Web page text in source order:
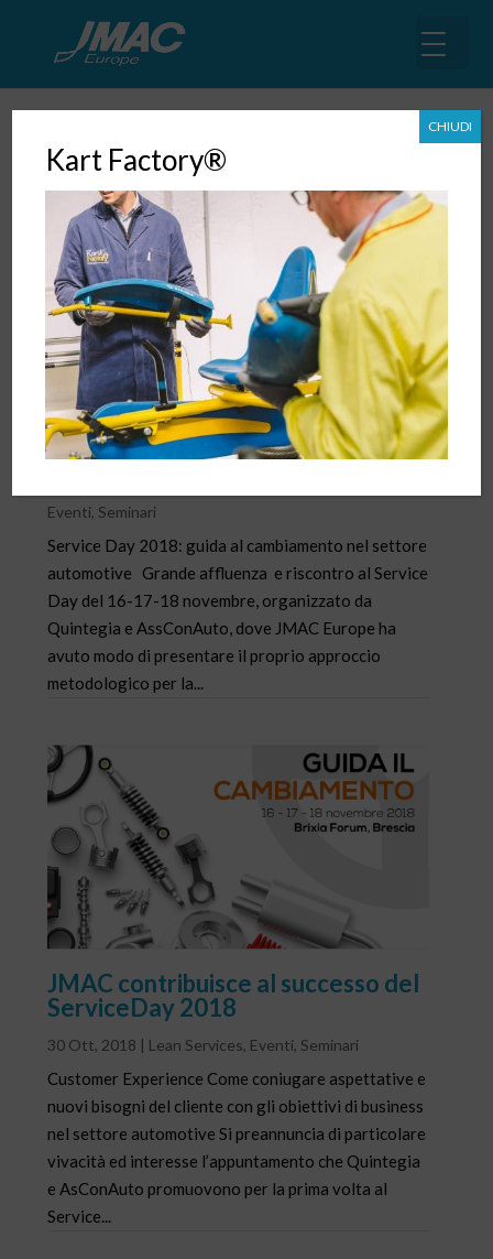
JMAC guida su Servitization &
Customer Experience
Eventi, Seminari
Service Day 2018: guida al cambiamento nel settore
automotive Grande affluenza e riscontro al Service
Day del 16-17-18 novembre, organizzato da
Quintegia e AssConAuto, dove JMAC Europe ha
avuto modo di presentare il proprio approccio
metodologico per la...
JMAC contribuisce al successo del
ServiceDay 2018
30 Ott, 2018 | Lean Services, Eventi, Seminari
Customer Experience Come coniugare aspettative e
nuovi bisogni del cliente con gli obiettivi di business
nel settore automotive Si preannuncia di particolare
vivacità ed interesse l’appuntamento che Quintegia
e AsConAuto promuovono per la prima volta al
Service...
Kart Factory®
CHIUDI